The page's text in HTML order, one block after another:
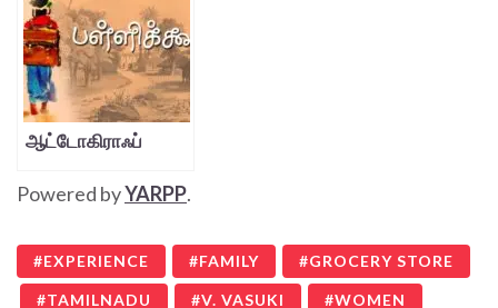
ஆட்டோகிராஃப்
Powered byYARPP.
EXPERIENCE FAMILY GROCERY STORE
TAMILNADU V. VASUKI WOMEN